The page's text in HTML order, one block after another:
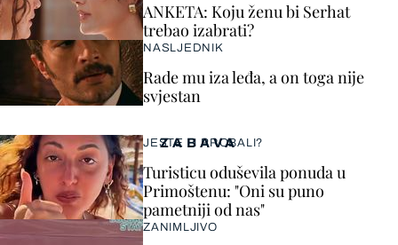
ZABAVA
JESTE LI PROBALI?
Turisticu oduševila ponuda u
Primoštenu: "Oni su puno
pametniji od nas"
ZANIMLJIVO
ANKETA: Koju ženu bi Serhat
trebao izabrati?
NASLJEDNIK
Rade mu iza leđa, a on toga nije
svjestan